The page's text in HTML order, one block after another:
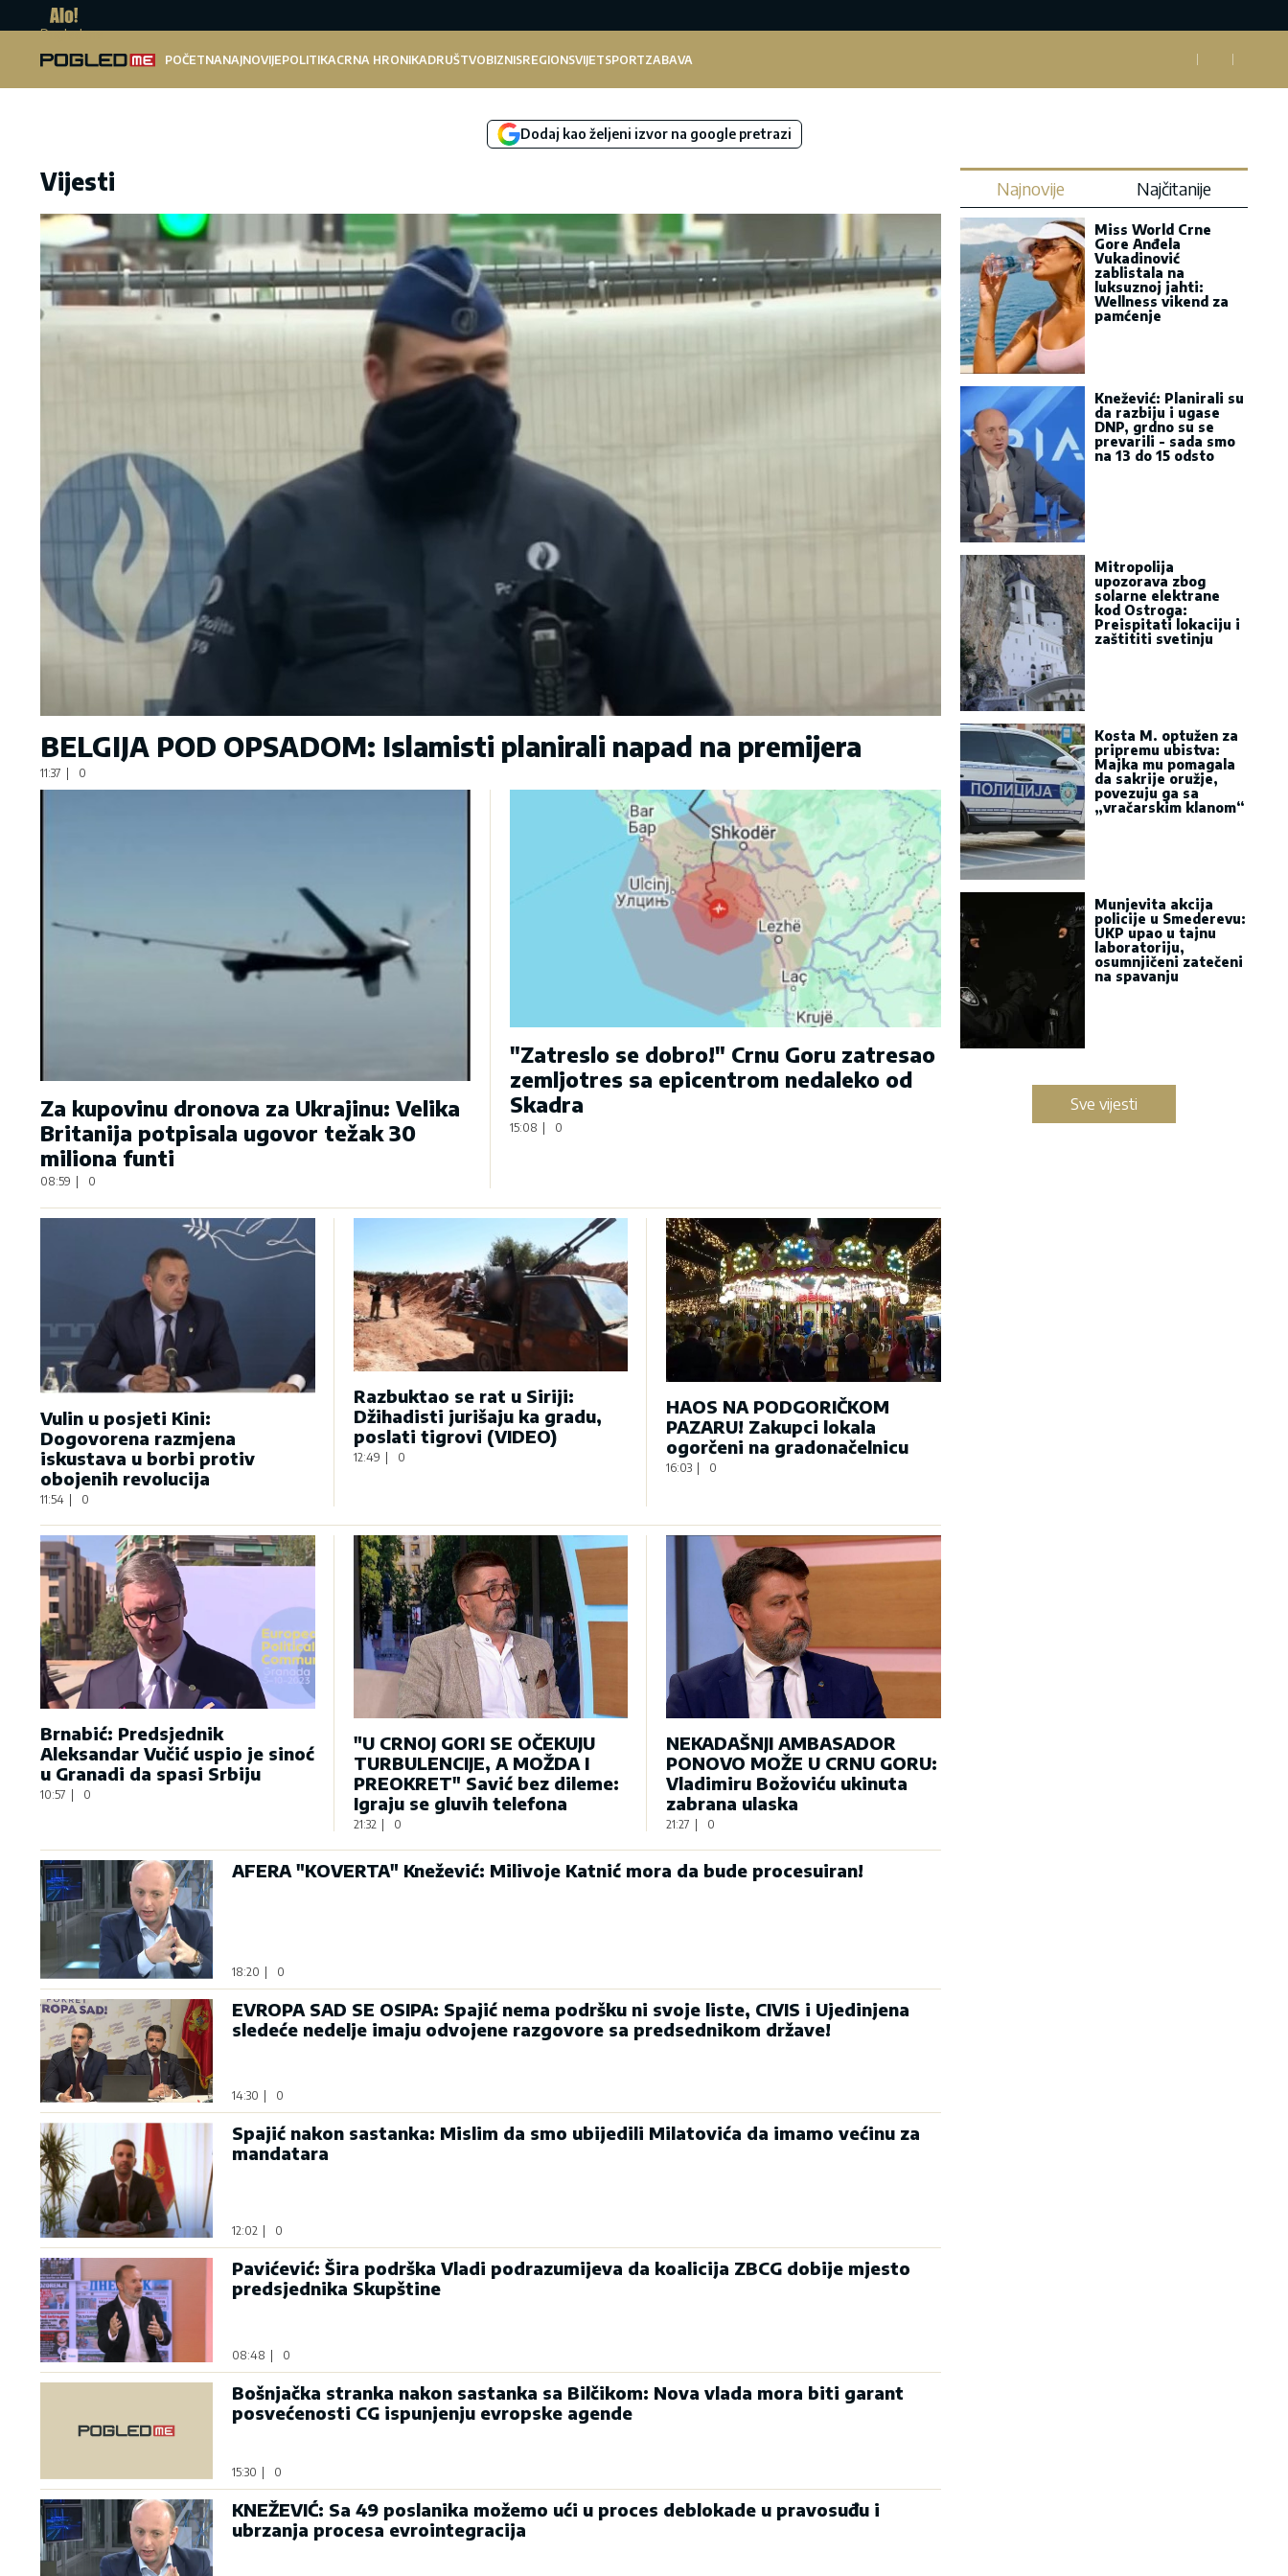
Pogled.me
POČETNANAJNOVIJEPOLITIKACRNA HRONIKADRUŠTVOBIZNISREGIONSVIJETSPORTZABAVA
Dodaj kao željeni izvor na google pretrazi
Vijesti
BELGIJA POD OPSADOM: Islamisti planirali napad na premijera
11:37 0
Za kupovinu dronova za Ukrajinu: Velika
Britanija potpisala ugovor težak 30
miliona funti
08:59 | 0
"Zatreslo se dobro!" Crnu Goru zatresao
zemljotres sa epicentrom nedaleko od
Skadra
15:08 0
Vulin u posjeti Kini:
Dogovorena razmjena
iskustava u borbi protiv
obojenih revolucija
11:54 0
Razbuktao se rat u Siriji:
Džihadisti jurišaju ka gradu,
poslati tigrovi (VIDEO)
12:49 | 0
HAOS NA PODGORIČKOM
PAZARU! Zakupci lokala
ogorčeni na gradonačelnicu
16:03 0
Brnabić: Predsjednik
Aleksandar Vučić uspio je sinoć
u Granadi da spasi Srbiju
10:57 0
"U CRNOJ GORI SE OČEKUJU
TURBULENCIJE, A MOŽDA I
PREOKRET" Savić bez dileme:
Igraju se gluvih telefona
21:32 | 0
NEKADAŠNJI AMBASADOR
PONOVO MOŽE U CRNU GORU:
Vladimiru Božoviću ukinuta
zabrana ulaska
21:27 | 0
AFERA "KOVERTA" Knežević: Milivoje Katnić mora da bude procesuiran!
18:20 0
EVROPA SAD SE OSIPA: Spajić nema podršku ni svoje liste, CIVIS i Ujedinjena
sledeće nedelje imaju odvojene razgovore sa predsednikom države!
14:30 0
Spajić nakon sastanka: Mislim da smo ubijedili Milatovića da imamo većinu za
mandatara
12:02 0
Pavićević: Šira podrška Vladi podrazumijeva da koalicija ZBCG dobije mjesto
predsjednika Skupštine
08:48 0
Bošnjačka stranka nakon sastanka sa Bilčikom: Nova vlada mora biti garant
posvećenosti CG ispunjenju evropske agende
15:30 0
KNEŽEVIĆ: Sa 49 poslanika možemo ući u proces deblokade u pravosuđu i
ubrzanja procesa evrointegracija
Najnovije Najčitanije
Miss World Crne
Gore Anđela
Vukadinović
zablistala na
luksuznoj jahti:
Wellness vikend za
pamćenje
Knežević: Planirali su
da razbiju i ugase
DNP, grdno su se
prevarili - sada smo
na 13 do 15 odsto
Mitropolija
upozorava zbog
solarne elektrane
kod Ostroga:
Preispitati lokaciju i
zaštititi svetinju
Kosta M. optužen za
pripremu ubistva:
Majka mu pomagala
da sakrije oružje,
povezuju ga sa
„vračarskim klanom“
Munjevita akcija
policije u Smederevu:
UKP upao u tajnu
laboratoriju,
osumnjičeni zatečeni
na spavanju
Sve vijesti